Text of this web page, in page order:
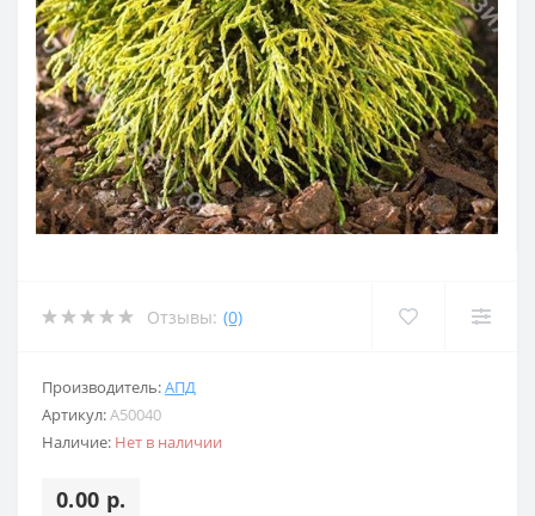
Отзывы: (0)
Производитель:АПД
Артикул:A50040
Наличие: Нет в наличии
0.00 р.